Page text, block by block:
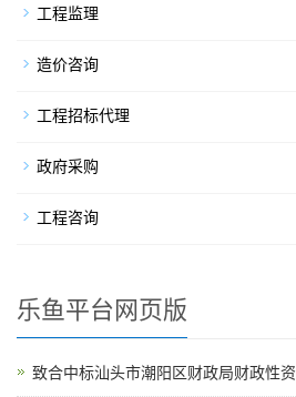
工程监理
造价咨询
工程招标代理
政府采购
工程咨询
乐鱼平台网页版
致合中标汕头市潮阳区财政局财政性资